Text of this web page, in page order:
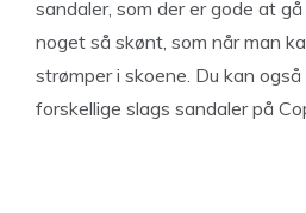
sandaler, som der er gode at
noget så skønt, som når man
strømper i skoene. Du kan
forskellige slags sandaler på